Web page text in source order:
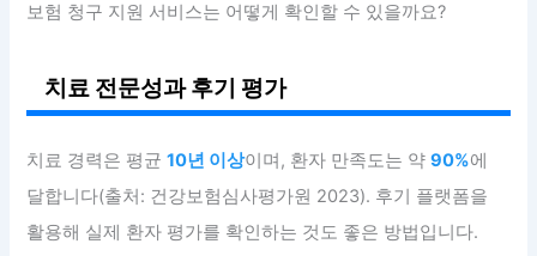
보험 청구 지원 서비스는 어떻게 확인할 수 있을까요?
치료 전문성과 후기 평가
치료 경력은 평균10년 이상이며, 환자 만족도는 약90%에
달합니다(출처: 건강보험심사평가원 2023). 후기 플랫폼을
활용해 실제 환자 평가를 확인하는 것도 좋은 방법입니다.